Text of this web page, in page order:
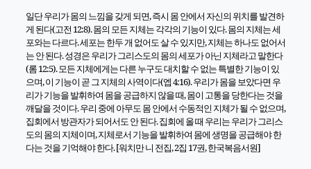
일단 우리가 몸의 느낌을 갖게 되면, 즉시 몸 안에서 자신의 위치를 발견하
게 된다(고전 12:8). 몸의 모든 지체는 각각의 기능이 있다. 몸의 지체는 세
포와는 다르다. 세포는 한두 개 없어도 살 수 있지만, 지체는 하나도 없어서
는 안 된다. 성경은 우리가 그리스도의 몸의 세포가 아닌 지체라고 말한다
(롬 12:5). 모든 지체에게는 다른 누구도 대치할 수 없는 특별한 기능이 있
으며, 이 기능이 곧 그 지체의 사역이다(엡 4:16). 우리가 몸을 보았다면 우
리가 기능을 발휘하여 몸을 공급하지 않을 때, 몸이 고통을 당한다는 것을
깨달을 것이다. 우리 중에 아무도 몸 안에서 수동적인 지체가 될 수 없으며,
집회에서 방관자가 되어서도 안 된다. 집회에 올 때 우리는 우리가 그리스
도의 몸의 지체이며, 지체로서 기능을 발휘하여 몸에 생명을 공급해야 한
다는 것을 기억해야 한다. [워치만 니 전집, 2집 17권, 한국복음서원]